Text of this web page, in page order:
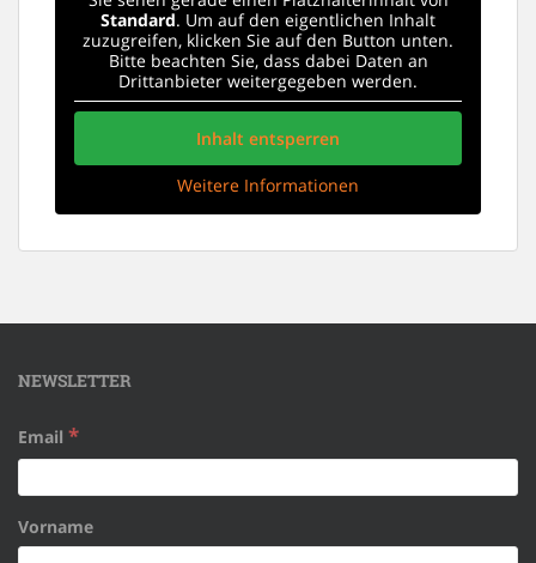
Standard. Um auf den eigentlichen Inhalt
zuzugreifen, klicken Sie auf den Button unten.
Bitte beachten Sie, dass dabei Daten an
Drittanbieter weitergegeben werden.
Inhalt entsperren
Weitere Informationen
NEWSLETTER
Email *
Vorname